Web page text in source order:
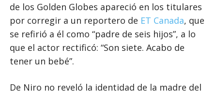
de los Golden Globes apareció en los titulares
por corregir a un reportero de ET Canada, que
se refirió a él como “padre de seis hijos”, a lo
que el actor rectificó: “Son siete. Acabo de
tener un bebé”.
De Niro no reveló la identidad de la madre del